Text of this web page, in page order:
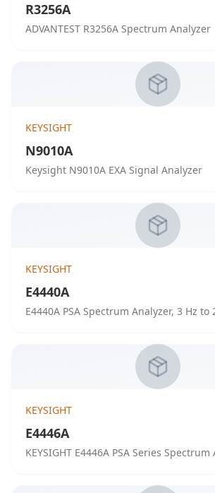
R3256A
ADVANTEST R3256A Spectrum Analyzer
KEYSIGHT
N9010A
Keysight N9010A EXA Signal Analyzer
KEYSIGHT
E4440A
E4440A PSA Spectrum Analyzer, 3 Hz to
KEYSIGHT
E4446A
KEYSIGHT E4446A PSA Series